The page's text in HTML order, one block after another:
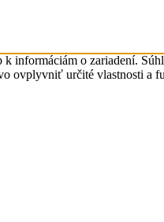
informáciám o zariadení.
ovplyvniť určité vlastnosti a